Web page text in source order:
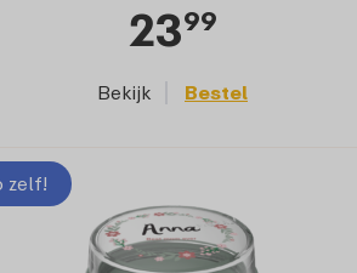
2399
Bekijk Bestel
zelf!